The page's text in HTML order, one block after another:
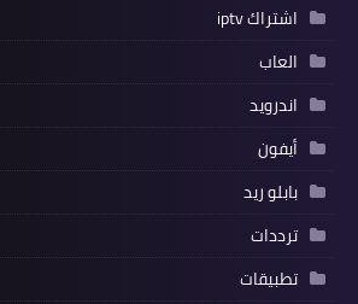
اشتراك iptv
العاب
اندرويد
أيفون
بابلو ريد
ترددات
تطبيقات